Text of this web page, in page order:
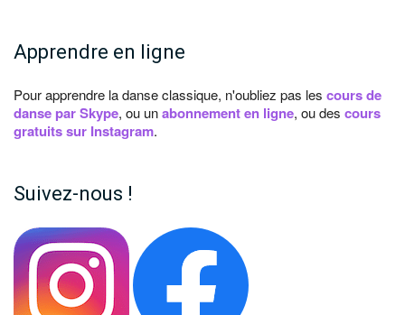
Apprendre en ligne
Pour apprendre la danse classique, n'oubliez pas les cours de
danse par Skype, ou unabonnement en ligne, ou des cours
gratuits sur Instagram.
Suivez-nous !